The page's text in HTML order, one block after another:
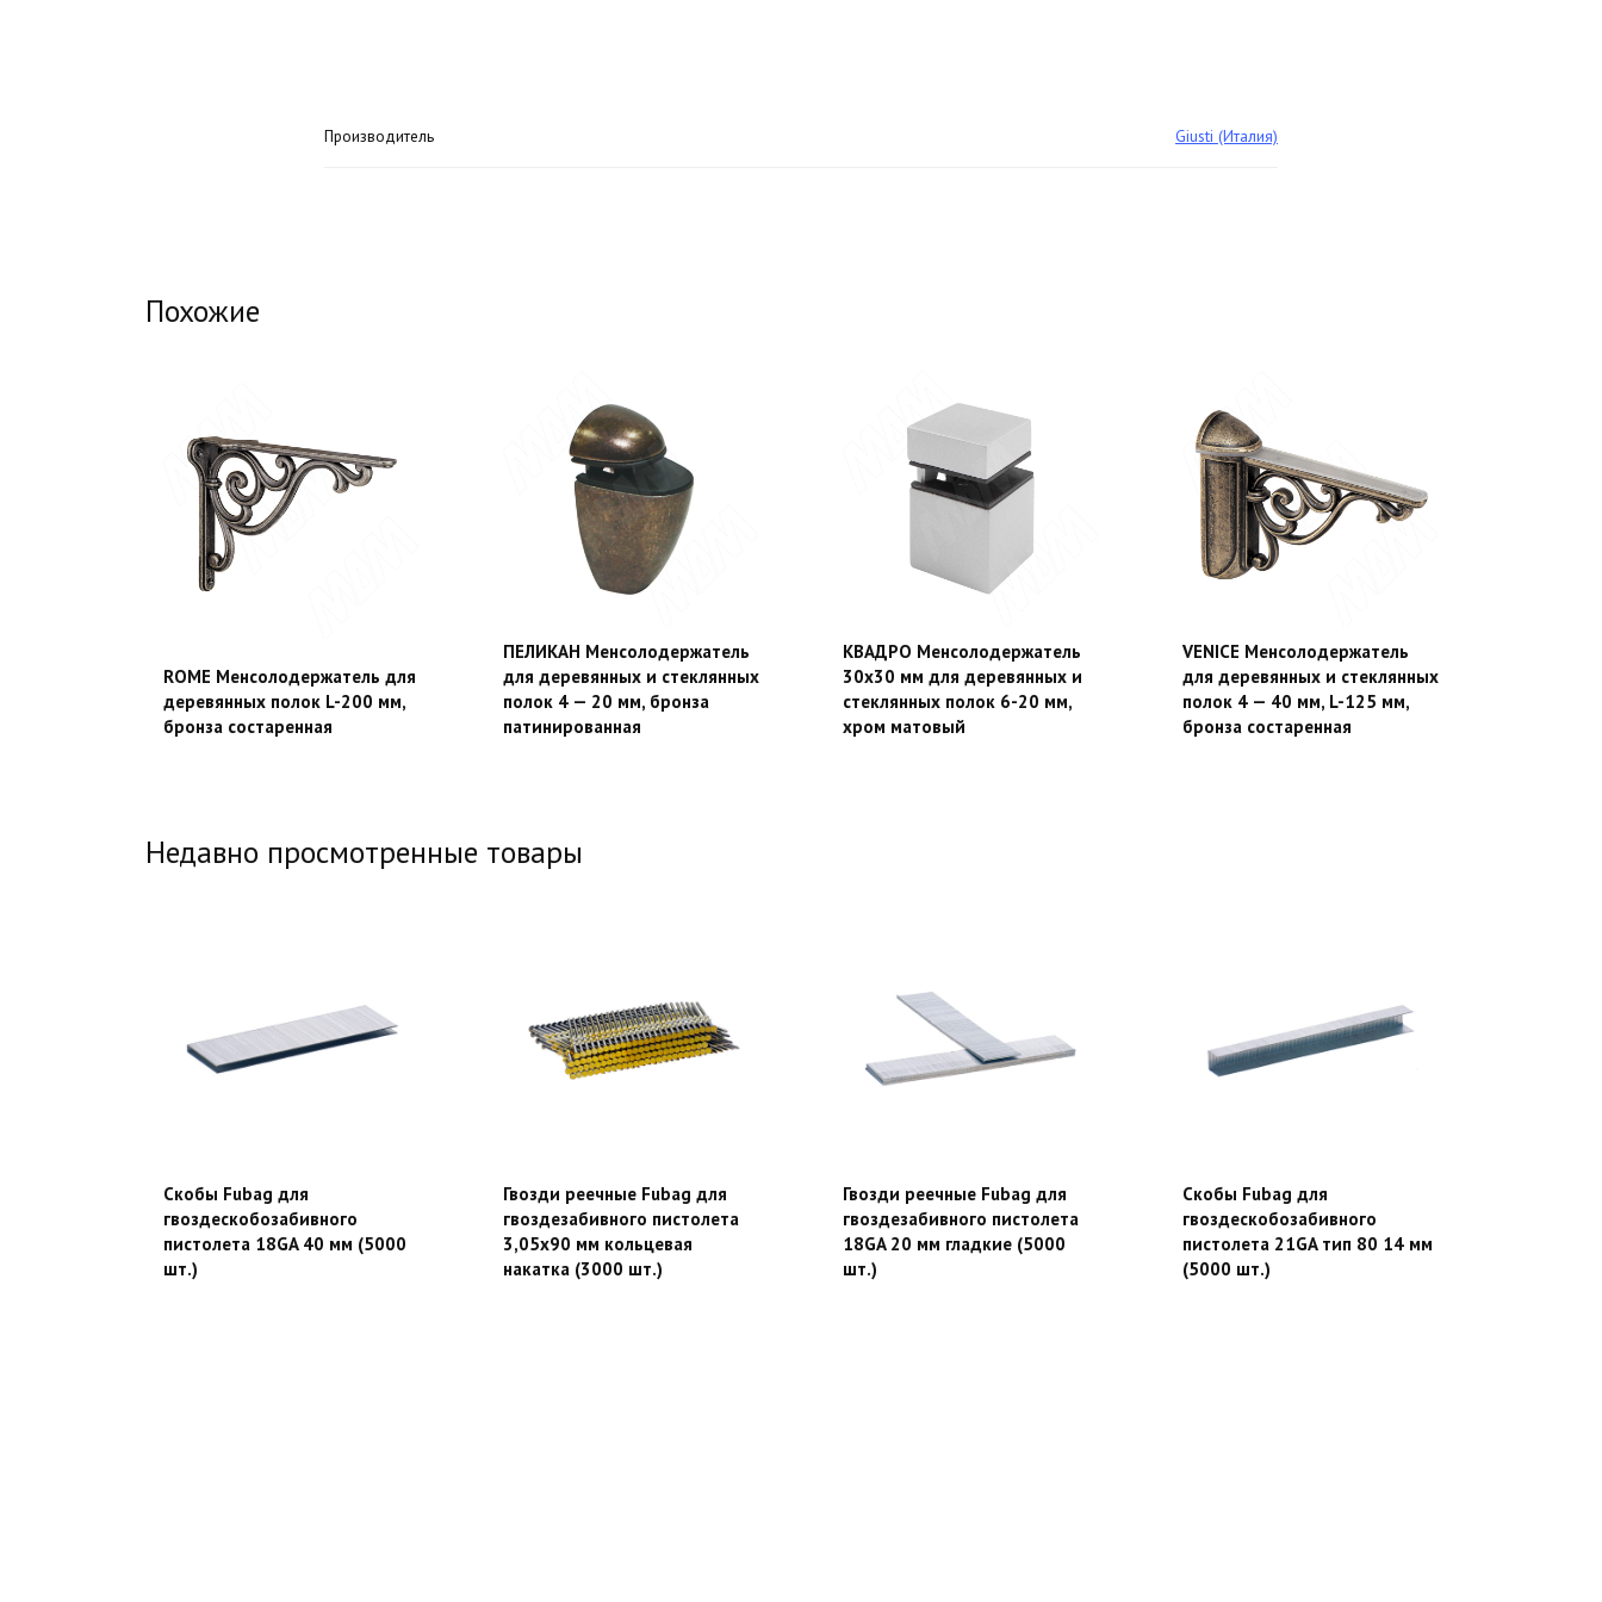
Производитель Giusti (Италия)
Похожие
ROME Менсолодержатель для
деревянных полок L-200 мм,
бронза состаренная
ПЕЛИКАН Менсолодержатель
для деревянных и стеклянных
полок 4 — 20 мм, бронза
патинированная
КВАДРО Менсолодержатель
30х30 мм для деревянных и
стеклянных полок 6-20 мм,
хром матовый
VENICE Менсолодержатель
для деревянных и стеклянных
полок 4 — 40 мм, L-125 мм,
бронза состаренная
Недавно просмотренные товары
Скобы Fubag для
гвоздескобозабивного
пистолета 18GA 40 мм (5000
шт.)
Гвозди реечные Fubag для
гвоздезабивного пистолета
3,05х90 мм кольцевая
накатка (3000 шт.)
Гвозди реечные Fubag для
гвоздезабивного пистолета
18GA 20 мм гладкие (5000
шт.)
Скобы Fubag для
гвоздескобозабивного
пистолета 21GA тип 80 14 мм
(5000 шт.)